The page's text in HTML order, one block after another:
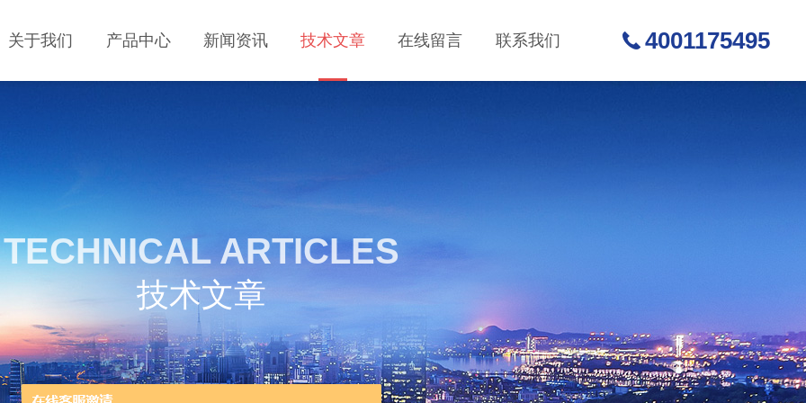
关于我们 产品中心 新闻资讯 技术文章 在线留言 联系我们 4001175495
TECHNICAL ARTICLES
技术文章